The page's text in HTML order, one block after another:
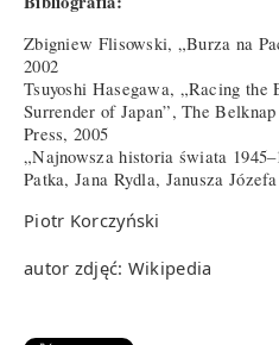
Zbigniew Flisowski, „Burza na
2002
Tsuyoshi Hasegawa, „Racing the
Surrender of Japan”, The
Press, 2005
„Najnowsza historia świata
Patka, Jana Rydla, Janusza
Piotr Korczyński
autor zdjęć: Wikipedia